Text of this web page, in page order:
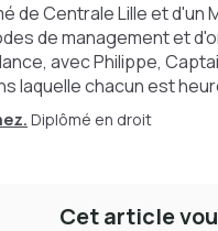
de Centrale Lille et d'un
de management et
avec Philippe,
laquelle chacun est
Diplômé en droit
Cet article